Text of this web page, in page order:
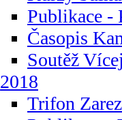
Publikace -
Časopis
Soutěž
2018
Trifon